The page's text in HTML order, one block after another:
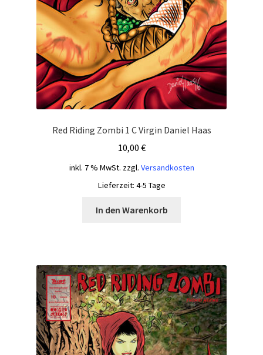
Red Riding Zombi 1 C Virgin Daniel Haas
10,00 €
inkl. 7 % MwSt. zzgl. Versandkosten
Lieferzeit: 4-5 Tage
In den Warenkorb